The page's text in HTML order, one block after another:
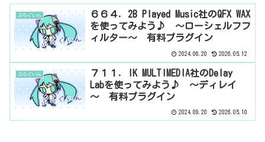
ぷらぐいん
６６４．2B Played Music社のQFX WAX
を使ってみよう♪ ～ローシェルフフ
ィルター～ 有料プラグイン
2024.06.20 2026.05.12
ぷらぐいん
７１１．IK MULTIMEDIA社のDelay
Labを使ってみよう♪ ～ディレイ
～ 有料プラグイン
2024.09.20 2026.05.10